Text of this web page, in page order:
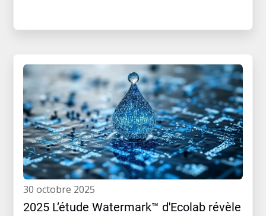
30 octobre 2025
2025 L’étude Watermark™ d'Ecolab révèle